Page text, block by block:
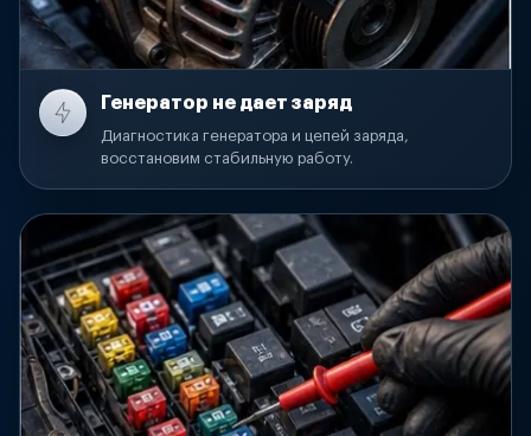
Генератор не дает заряд
Диагностика генератора и цепей заряда,
восстановим стабильную работу.